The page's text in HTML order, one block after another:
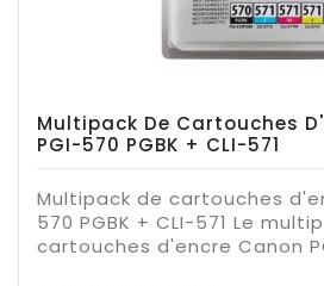
Multipack De Cartouches
PGI-570 PGBK + CLI-571
Multipack de cartouches
570 PGBK + CLI-571 Le
cartouches d'encre Canon